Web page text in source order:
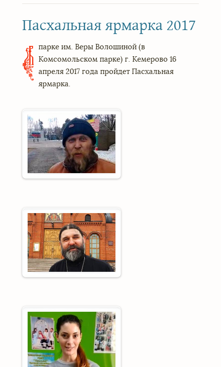
Пасхальная ярмарка 2017
В парке им. Веры Волошиной (в
Комсомольском парке) г. Кемерово 16
апреля 2017 года пройдет Пасхальная
ярмарка.